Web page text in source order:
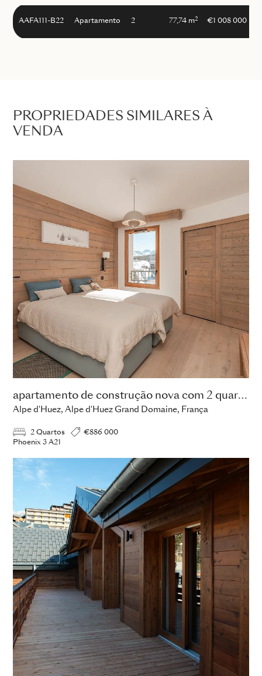
AAFA111-B22 Apartamento 2 77,74 m2 €1 008 000
PROPRIEDADES SIMILARES À
VENDA
apartamento de construção nova com 2 quartos
Alpe d'Huez, Alpe d'Huez Grand Domaine, França
2 Quartos
€886 000
Phoenix 3 A21